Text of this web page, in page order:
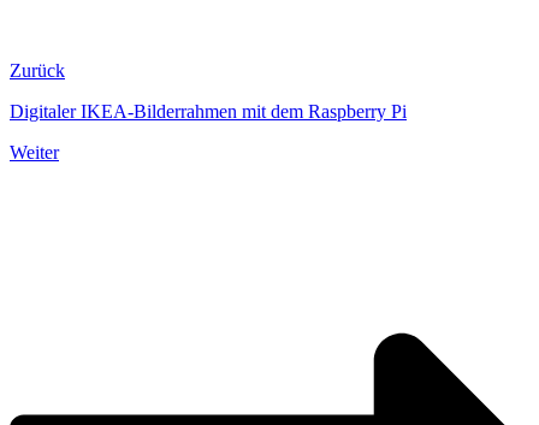
Zurück
Digitaler IKEA-Bilderrahmen mit dem Raspberry Pi
Weiter